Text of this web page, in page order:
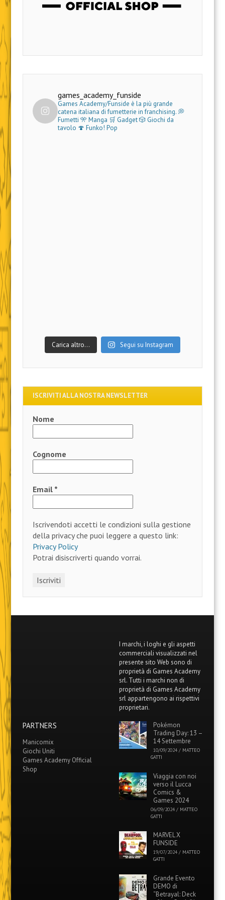
games_academy_funside
Games Academy/Funside è la più grande
catena italiana di fumetterie in franchising.💭
Fumetti 🎌 Manga 🛒 Gadget🎲 Giochi da
tavolo 🍄 Funko! Pop
Carica altro… Segui su Instagram
ISCRIVITI ALLA NOSTRA NEWSLETTER
Nome
Cognome
Email *
Iscrivendoti accetti le condizioni sulla gestione
della privacy che puoi leggere a questo link:
Privacy Policy
Potrai disiscriverti quando vorrai.
I marchi, i loghi e gli aspetti
commerciali visualizzati nel
presente sito Web sono di
proprietà di Games Academy
srl. Tutti i marchi non di
proprietà di Games Academy
srl appartengono ai rispettivi
proprietari.
PARTNERS
Manicomix
Giochi Uniti
Games Academy Official
Shop
Pokémon
Trading Day: 13 –
14 Settembre
10/09/2024 / MATTEO
GATTI
Viaggia con noi
verso il Lucca
Comics &
Games 2024
06/09/2024 / MATTEO
GATTI
MARVEL X
FUNSIDE
19/07/2024 / MATTEO
GATTI
Grande Evento
DEMO di
“Betrayal: Deck